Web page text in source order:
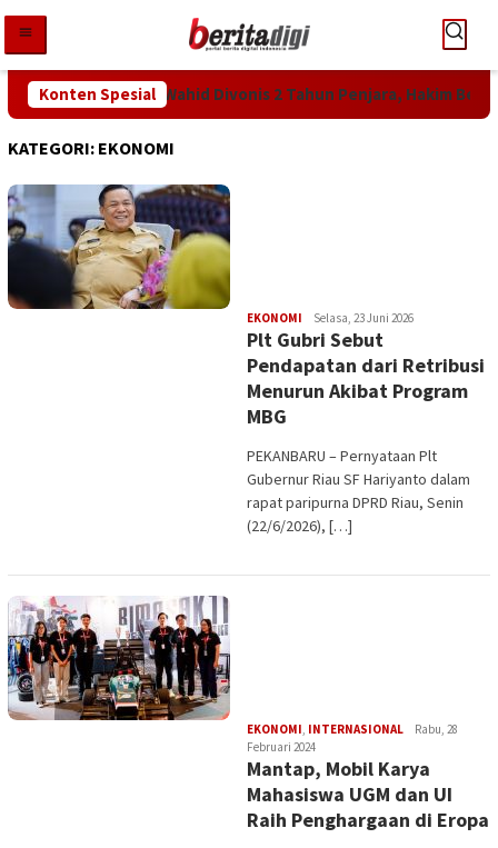
konten
Konten Spesial
KPK! Abdul Wahid Divonis 2 Tahun Penjara, Hakim Bebankan
KATEGORI: EKONOMI
EKONOMI Edi
Gustien
Selasa, 23 Juni 2026
Plt Gubri Sebut
Pendapatan dari Retribusi
Menurun Akibat Program
MBG
PEKANBARU – Pernyataan Plt
Gubernur Riau SF Hariyanto dalam
rapat paripurna DPRD Riau, Senin
(22/6/2026), […]
EKONOMI, INTERNASIONALEdiRabu, 28
Februari 2024
Mantap, Mobil Karya
Mahasiswa UGM dan UI
Raih Penghargaan di Eropa